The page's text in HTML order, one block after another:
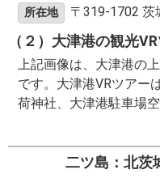
所在地 〒319-1702 茨
（２）大津港の観光
上記画像は、大津港の
です。大津港VRツアー
荷神社、大津港駐車場
二ツ島：北茨